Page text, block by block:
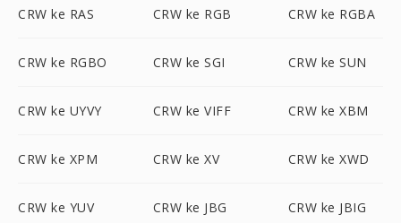
CRW ke RAS CRW ke RGB CRW ke RGBA
CRW ke RGBO CRW ke SGI CRW ke SUN
CRW ke UYVY CRW ke VIFF CRW ke XBM
CRW ke XPM CRW ke XV CRW ke XWD
CRW ke YUV CRW ke JBG CRW ke JBIG